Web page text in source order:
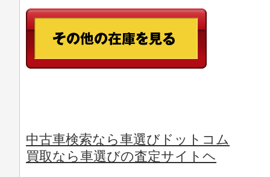
中古車検索なら車選びドットコム
買取なら車選びの査定サイトヘ